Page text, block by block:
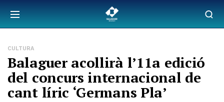
CULTURA
Balaguer acollirà l’11a edició
del concurs internacional de
cant líric ‘Germans Pla’